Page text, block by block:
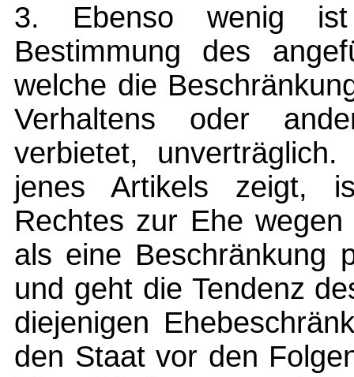
3. Ebenso wenig
Bestimmung des
welche die
Verhaltens oder
verbietet,
jenes Artikels zeigt,
Rechtes zur Ehe
als eine Beschränkung
und geht die Tendenz
diejenigen
den Staat vor den